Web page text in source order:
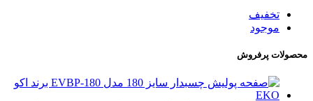
تخفیف
موجود
محصولات پرفروش